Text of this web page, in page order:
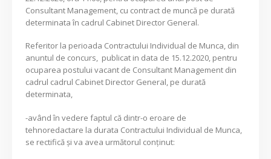
Consultant Management, cu contract de muncă pe durată
determinata în cadrul Cabinet Director General.
Referitor la perioada Contractului Individual de Munca, din
anuntul de concurs, publicat in data de 15.12.2020, pentru
ocuparea postului vacant de Consultant Management din
cadrul cadrul Cabinet Director General, pe durată
determinata,
-având în vedere faptul că dintr-o eroare de
tehnoredactare la durata Contractului Individual de Munca,
se rectifică și va avea următorul conținut: